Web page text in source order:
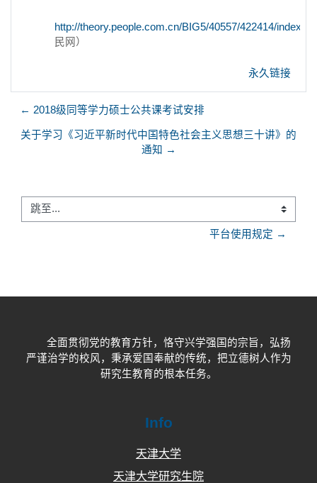
http://theory.people.com.cn/BIG5/40557/422414/
民网）
永久链接
← 2018级同等学力硕士公共课考试安排
关于学习《习近平新时代中国特色社会主义思想三十讲》的
通知 →
跳至...
平台使用规定 →
全面贯彻党的教育方针，恪守兴学强国的宗旨，弘扬
严谨治学的校风，秉承爱国奉献的传统，把立德树人作为
研究生教育的根本任务。
Info
天津大学
天津大学研究生院